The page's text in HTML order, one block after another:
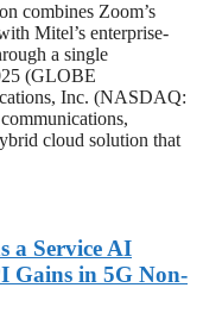
combines Zoom’s
Mitel’s enterprise-
a single
(GLOBE
Inc. (NASDAQ:
cloud solution that
a Service AI
Gains in 5G Non-